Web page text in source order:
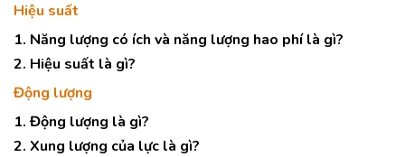
Hiệu suất
1. Năng lượng có ích và năng lượng hao phí là gì?
2. Hiệu suất là gì?
Động lượng
1. Động lượng là gì?
2. Xung lượng của lực là gì?